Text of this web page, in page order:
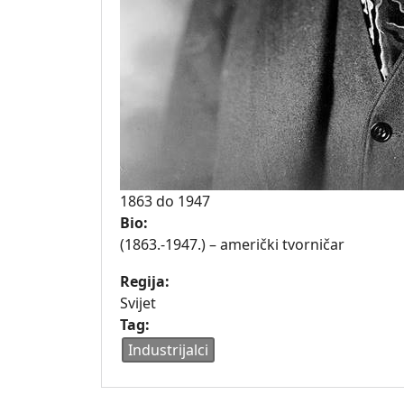
1863do 1947
Bio:
(1863.-1947.) – američki tvorničar
Regija:
Svijet
Tag:
Industrijalci